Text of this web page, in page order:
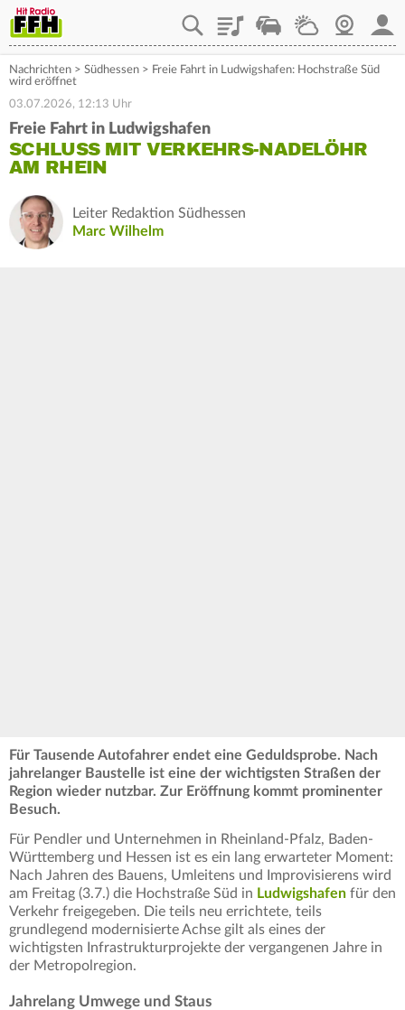
PlaylistStaupilotWetterWebcam
Nachrichten > Südhessen > Freie Fahrt in Ludwigshafen: Hochstraße Süd
wird eröffnet
03.07.2026, 12:13 Uhr
Freie Fahrt in Ludwigshafen
SCHLUSS MIT VERKEHRS-NADELÖHR
AM RHEIN
Leiter Redaktion Südhessen
Marc Wilhelm
Für Tausende Autofahrer endet eine Geduldsprobe. Nach
jahrelanger Baustelle ist eine der wichtigsten Straßen der
Region wieder nutzbar. Zur Eröffnung kommt prominenter
Besuch.
Für Pendler und Unternehmen in Rheinland-Pfalz, Baden-
Württemberg und Hessen ist es ein lang erwarteter Moment:
Nach Jahren des Bauens, Umleitens und Improvisierens wird
am Freitag (3.7.) die Hochstraße Süd in Ludwigshafen für den
Verkehr freigegeben. Die teils neu errichtete, teils
grundlegend modernisierte Achse gilt als eines der
wichtigsten Infrastrukturprojekte der vergangenen Jahre in
der Metropolregion.
Jahrelang Umwege und Staus